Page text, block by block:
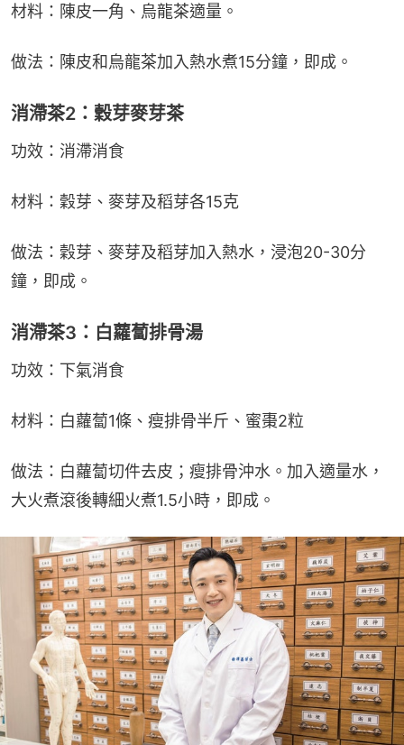
材料：陳皮一角、烏龍茶適量。
做法：陳皮和烏龍茶加入熱水煮15分鐘，即成。
消滯茶2：穀芽麥芽茶
功效：消滯消食
材料：穀芽、麥芽及稻芽各15克
做法：穀芽、麥芽及稻芽加入熱水，浸泡20-30分
鐘，即成。
消滯茶3：白蘿蔔排骨湯
功效：下氣消食
材料：白蘿蔔1條、瘦排骨半斤、蜜棗2粒
做法：白蘿蔔切件去皮；瘦排骨沖水。加入適量水，
大火煮滾後轉細火煮1.5小時，即成。